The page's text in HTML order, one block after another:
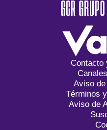
Contacto
Aviso
Términos
Aviso de